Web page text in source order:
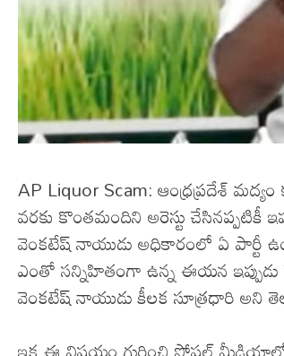
AP Liquor Scam: ఆంధ్రప్రదేశ్
వరకు కొంతమందిని అరెస్టు చేసినప్పటికీ
వెంకటేష్ నాయుడు అధికారంలో ఏ పార్టీ
ఎంతో సన్నిహితంగా ఉన్న ఈయన
వెంకటేష్ నాయుడు కీలక సూత్రధారి అని